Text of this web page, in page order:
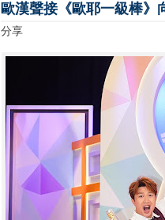
歐漢聲接《歐耶一級棒》
分享